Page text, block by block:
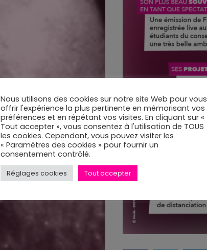
une
de
24-
7
sommes-
nous
?
Nous utilisons des cookies sur notre site Web pour vous
offrir l'expérience la plus pertinente en mémorisant vos
préférences et en répétant vos visites. En cliquant sur «
Tout accepter », vous consentez à l'utilisation de TOUS
les cookies. Cependant, vous pouvez visiter les
« Paramètres des cookies » pour fournir un
consentement contrôlé.
Réglages cookies Tout accepter